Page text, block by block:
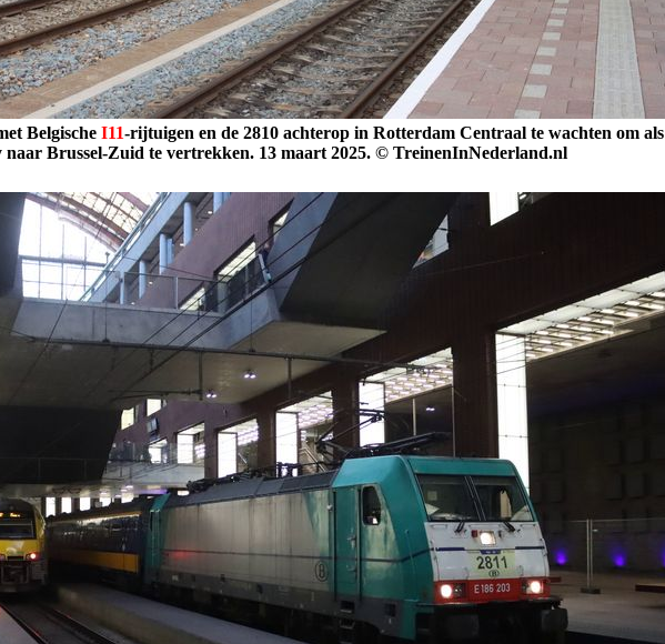
Belgische I11-rijtuigen en de 2810 achterop in Rotterdam Centraal te wachten om als
Brussel-Zuid te vertrekken. 13 maart 2025. © TreinenInNederland.nl